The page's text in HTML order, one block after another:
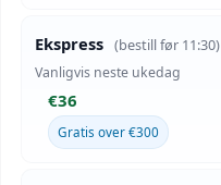
Ekspress (bestill før 11:30)
Vanligvis neste ukedag
€36
Gratis over €300